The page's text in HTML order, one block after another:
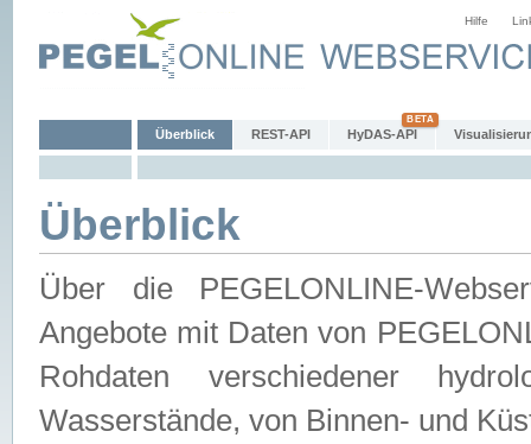
Hilfe
Überblick REST-API HyDAS-API
Überblick
Über die PEGELONLINE-
Angebote mit Daten von
Rohdaten verschiedener
Wasserstände, von Binnen- und